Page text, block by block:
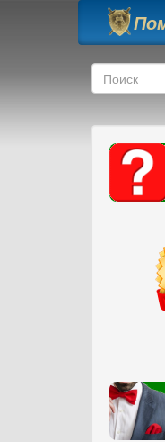
Перейти к основному
Поиск